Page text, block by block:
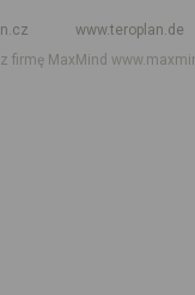
www.teroplan.de
firmę MaxMind